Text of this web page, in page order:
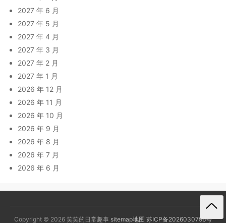
2027 年 6 月
2027 年 5 月
2027 年 4 月
2027 年 3 月
2027 年 2 月
2027 年 1 月
2026 年 12 月
2026 年 11 月
2026 年 10 月
2026 年 9 月
2026 年 8 月
2026 年 7 月
2026 年 6 月
Copyright © 2026 笑笑的日常趣事 sitemap地图 苏ICP备2026030796号